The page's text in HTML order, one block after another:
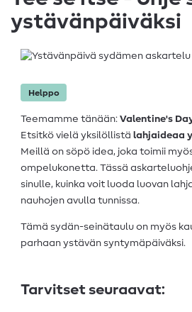
ystävänpäiväksi
Helppo
Teemamme tänään: Valentine's
Etsitkö vielä yksilöllistä lahjaideaa
Meillä on söpö idea, joka toimii
ompelukonetta. Tässä
sinulle, kuinka voit luoda luovan
nauhojen avulla tunnissa.
Tämä sydän-seinätaulu on myös
parhaan ystävän syntymäpäiväksi.
Tarvitset seuraavat: